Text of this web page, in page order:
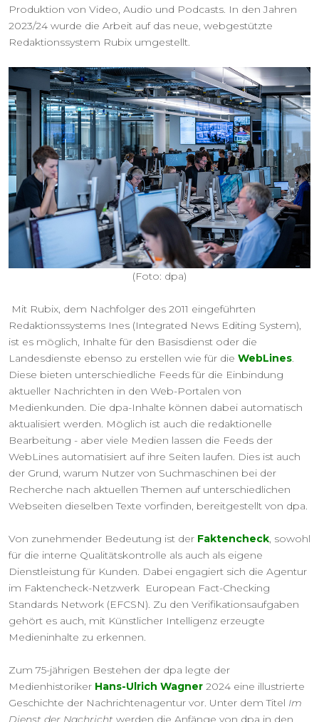
Produktion von Video, Audio und Podcasts. In den Jahren
2023/24 wurde die Arbeit auf das neue, webgestützte
Redaktionssystem Rubix umgestellt.
(Foto: dpa)
Mit Rubix, dem Nachfolger des 2011 eingeführten
Redaktionssystems Ines (Integrated News Editing System),
ist es möglich, Inhalte für den Basisdienst oder die
Landesdienste ebenso zu erstellen wie für die WebLines.
Diese bieten unterschiedliche Feeds für die Einbindung
aktueller Nachrichten in den Web-Portalen von
Medienkunden. Die dpa-Inhalte können dabei automatisch
aktualisiert werden. Möglich ist auch die redaktionelle
Bearbeitung - aber viele Medien lassen die Feeds der
WebLines automatisiert auf ihre Seiten laufen. Dies ist auch
der Grund, warum Nutzer von Suchmaschinen bei der
Recherche nach aktuellen Themen auf unterschiedlichen
Webseiten dieselben Texte vorfinden, bereitgestellt von dpa.
Von zunehmender Bedeutung ist der Faktencheck, sowohl
für die interne Qualitätskontrolle als auch als eigene
Dienstleistung für Kunden. Dabei engagiert sich die Agentur
im Faktencheck-Netzwerk European Fact-Checking
Standards Network (EFCSN). Zu den Verifikationsaufgaben
gehört es auch, mit Künstlicher Intelligenz erzeugte
Medieninhalte zu erkennen.
Zum 75-jährigen Bestehen der dpa legte der
Medienhistoriker Hans-Ulrich Wagner 2024 eine illustrierte
Geschichte der Nachrichtenagentur vor. Unter dem Titel Im